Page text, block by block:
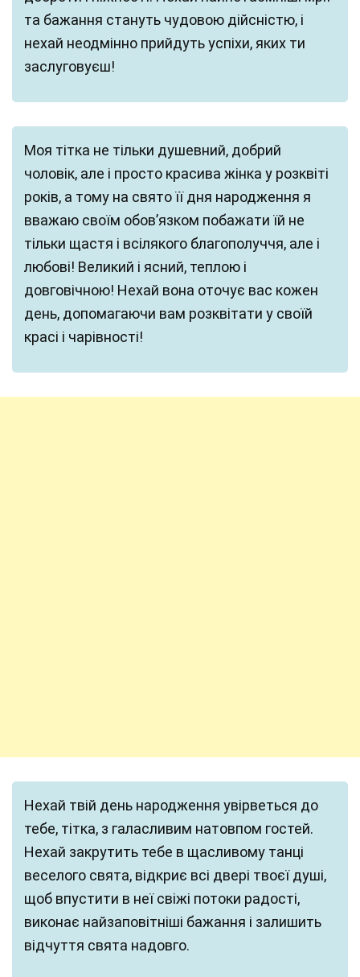
та бажання стануть чудовою дійсністю, і
нехай неодмінно прийдуть успіхи, яких ти
заслуговуєш!
Моя тітка не тільки душевний, добрий
чоловік, але і просто красива жінка у розквіті
років, а тому на свято її дня народження я
вважаю своїм обов’язком побажати їй не
тільки щастя і всілякого благополуччя, але і
любові! Великий і ясний, теплою і
довговічною! Нехай вона оточує вас кожен
день, допомагаючи вам розквітати у своїй
красі і чарівності!
Нехай твій день народження увірветься до
тебе, тітка, з галасливим натовпом гостей.
Нехай закрутить тебе в щасливому танці
веселого свята, відкриє всі двері твоєї душі,
щоб впустити в неї свіжі потоки радості,
виконає найзаповітніші бажання і залишить
відчуття свята надовго.